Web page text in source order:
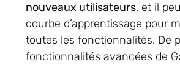
nouveaux utilisateurs, et il
courbe d’apprentissage pour
toutes les fonctionnalités. De
fonctionnalités avancées de